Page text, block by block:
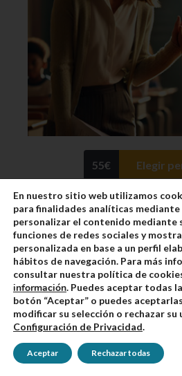
55€ Elegir
100 horas – Técnicas
académico en el
En nuestro sitio web utilizamos
para finalidades analíticas
personalizar el contenido mediante
funciones de redes sociales y
personalizada en base a un perfil
hábitos de navegación. Para más
consultar nuestra política de
información. Puedes aceptar todas
botón “Aceptar” o puedes
modificar su selección o rechazar su
Configuración de Privacidad.
Aceptar Rechazar todas
Valoración en google
4.7